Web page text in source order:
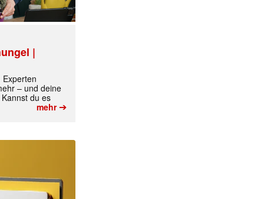
|
Experten
– und deine
du es
mehr➔